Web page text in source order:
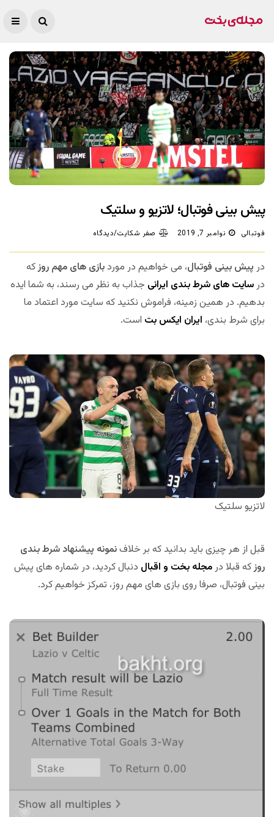
پیش بینی فوتبال؛ لاتزیو و سلتیک
فوتبالی نوامبر 7, 2019 صفر شکایت/دیدگاه
در پیش بینی فوتبال، می خواهیم در موردبازی های مهم روزکه
درسایت های شرط بندی ایرانی جذاب به نظر می رسند، به شما ایده
بدهیم. در همین زمینه، فراموش نکنید که سایت مورد اعتماد ما
برای شرط بندی، ایران ایکس بت است.
لاتزیو سلتیک
قبل از هر چیزی باید بدانید که بر خلافنمونه پیشنهاد شرط بندی
روزکه قبلا درمجله بخت و اقبال دنبال کردید، در شماره های پیش
بینی فوتبال، صرفا روی بازی های مهم روز، تمرکز خواهیم کرد.